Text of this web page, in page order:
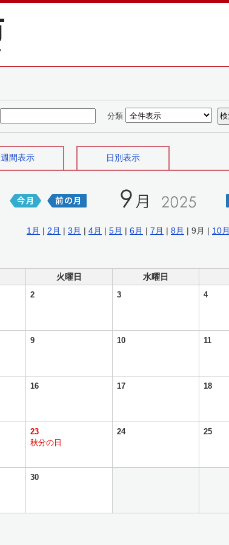
分類
週間表示 日別表示
1月 | 2月 | 3月 | 4月 | 5月 | 6月 | 7月 | 8月 | 9月 | 10月
火曜日 水曜日
2 3 4
9 10 11
16 17 18
23
秋分の日
24 25
30